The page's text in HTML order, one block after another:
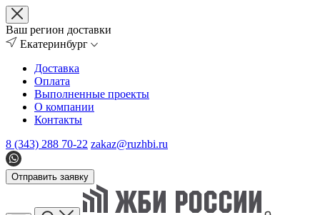
Ваш регион доставки
Екатеринбург
Доставка
Оплата
Выполненные проекты
О компании
Контакты
8 (343) 288 70-22 zakaz@ruzhbi.ru
Отправить заявку